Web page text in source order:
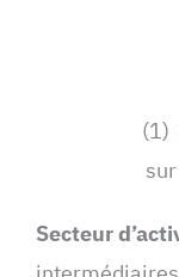
(1)
Secteur